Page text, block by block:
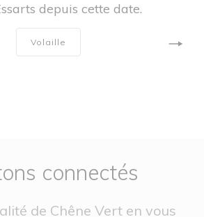
depuis cette date.
Volaille
connectés
de Chêne Vert en vous